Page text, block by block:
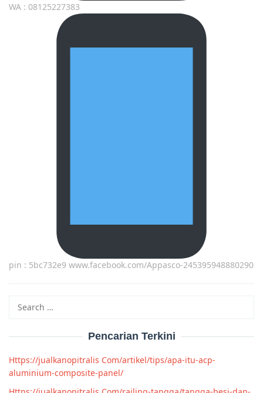
WA : 08125227383
pin : 5bc732e9 www.facebook.com/Appasco-245395948880290
for:
Pencarian Terkini
Https://jualkanopitralis Com/artikel/tips/apa-itu-acp-
aluminium-composite-panel/